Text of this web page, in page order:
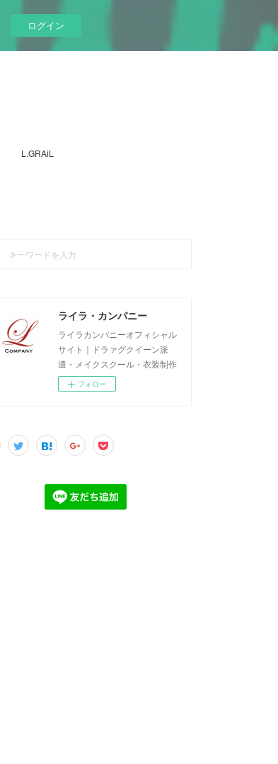
ログイン
L.GRAiL
ライラ・カンパニー
ライラカンパニーオフィシャル
サイト｜ドラァグクイーン派
遣・メイクスクール・衣装制作
フォロー